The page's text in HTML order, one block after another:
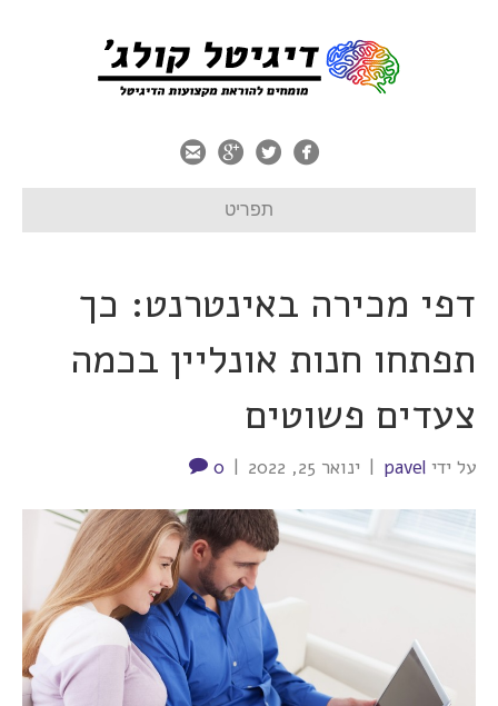
תפריט
דפי מכירה באינטרנט: כך
תפתחו חנות אונליין בכמה
צעדים פשוטים
על ידי pavel
| ינואר 25, 2022 |
0